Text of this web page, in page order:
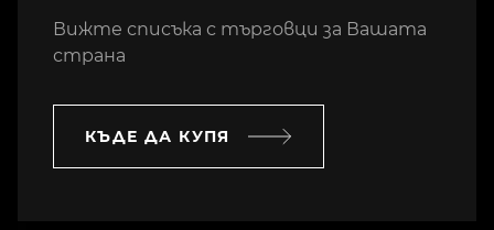
Вижте списъка с търговци за Вашата
страна
КЪДЕ ДА КУПЯ